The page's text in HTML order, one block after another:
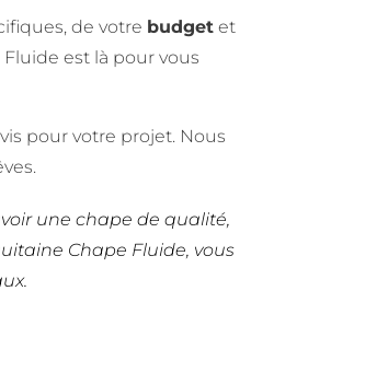
de votre budgetet
est là pour vous
pour votre projet. Nous
une chape de qualité,
Chape Fluide, vous